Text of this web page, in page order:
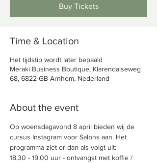
Buy Tickets
Time & Location
Het tijdstip wordt later bepaald
Meraki Business Boutique, Klarendalseweg
68, 6822 GB Arnhem, Nederland
About the event
Op woensdagavond 8 april bieden wij de
cursus Instagram voor Salons aan. Het
programma ziet er dan als volgt uit:
18.30 - 19.00 uur - ontvangst met koffie /